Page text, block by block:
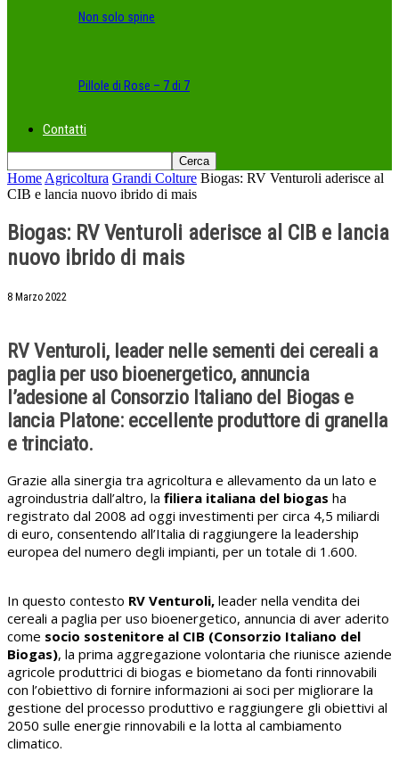
Non solo spine
Pillole di Rose – 7 di 7
Contatti
Home Agricoltura Grandi Colture Biogas: RV Venturoli aderisce al
CIB e lancia nuovo ibrido di mais
Biogas: RV Venturoli aderisce al CIB e lancia
nuovo ibrido di mais
8 Marzo 2022
RV Venturoli, leader nelle sementi dei cereali a
paglia per uso bioenergetico, annuncia
l’adesione al Consorzio Italiano del Biogas e
lancia Platone: eccellente produttore di granella
e trinciato.
Grazie alla sinergia tra agricoltura e allevamento da un lato e
agroindustria dall’altro, la filiera italiana del biogas ha
registrato dal 2008 ad oggi investimenti per circa 4,5 miliardi
di euro, consentendo all’Italia di raggiungere la leadership
europea del numero degli impianti, per un totale di 1.600.
In questo contesto RV Venturoli, leader nella vendita dei
cereali a paglia per uso bioenergetico, annuncia di aver aderito
come socio sostenitore al CIB (Consorzio Italiano del
Biogas), la prima aggregazione volontaria che riunisce aziende
agricole produttrici di biogas e biometano da fonti rinnovabili
con l’obiettivo di fornire informazioni ai soci per migliorare la
gestione del processo produttivo e raggiungere gli obiettivi al
2050 sulle energie rinnovabili e la lotta al cambiamento
climatico.